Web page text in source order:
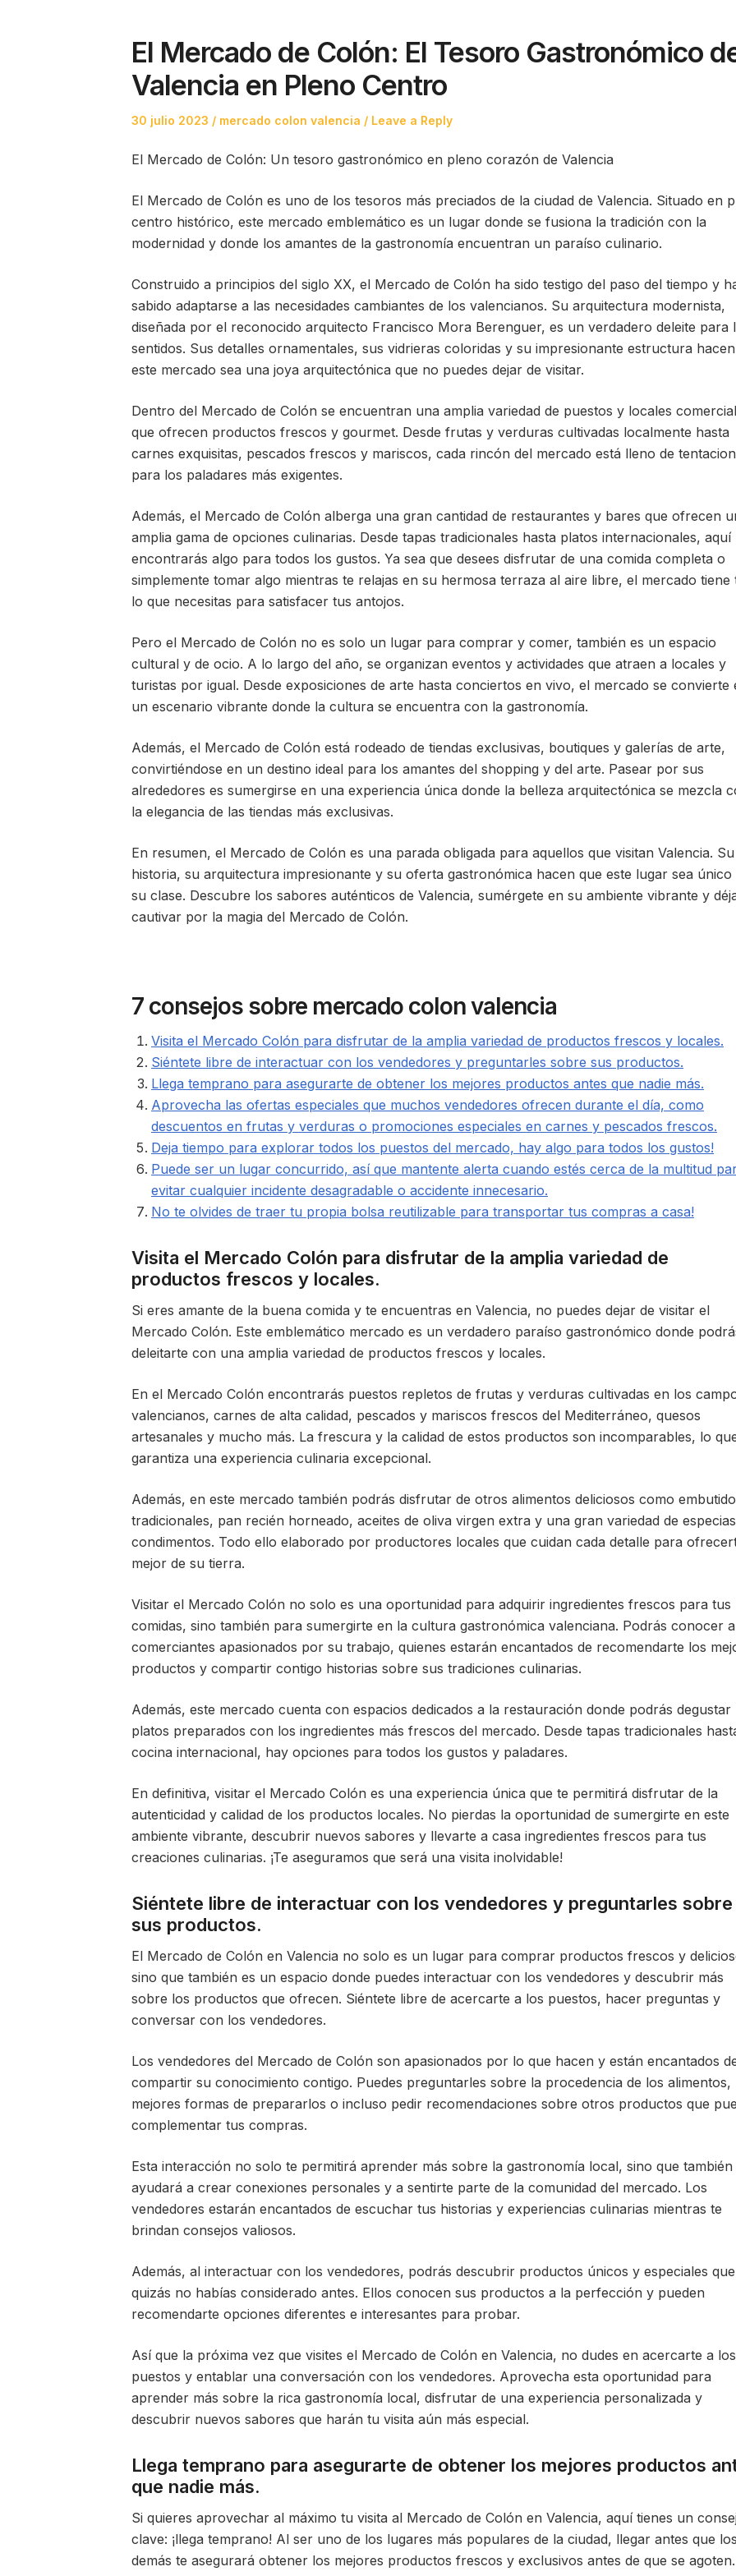
El Mercado de Colón: El Tesoro Gastronómico
Valencia en Pleno Centro
Posted
30 julio 2023
Posted
mercado colon valencia Leave a Reply
El Mercado de Colón: Un tesoro gastronómico en pleno corazón de Valencia
El Mercado de Colón es uno de los tesoros más preciados de la ciudad de Valencia. Situado en
centro histórico, este mercado emblemático es un lugar donde se fusiona la tradición con la
modernidad y donde los amantes de la gastronomía encuentran un paraíso culinario.
Construido a principios del siglo XX, el Mercado de Colón ha sido testigo del paso del tiempo y
sabido adaptarse a las necesidades cambiantes de los valencianos. Su arquitectura modernista,
diseñada por el reconocido arquitecto Francisco Mora Berenguer, es un verdadero deleite para
sentidos. Sus detalles ornamentales, sus vidrieras coloridas y su impresionante estructura
este mercado sea una joya arquitectónica que no puedes dejar de visitar.
Dentro del Mercado de Colón se encuentran una amplia variedad de puestos y locales
que ofrecen productos frescos y gourmet. Desde frutas y verduras cultivadas localmente hasta
carnes exquisitas, pescados frescos y mariscos, cada rincón del mercado está lleno de
para los paladares más exigentes.
Además, el Mercado de Colón alberga una gran cantidad de restaurantes y bares que ofrecen
amplia gama de opciones culinarias. Desde tapas tradicionales hasta platos internacionales, aquí
encontrarás algo para todos los gustos. Ya sea que desees disfrutar de una comida completa o
simplemente tomar algo mientras te relajas en su hermosa terraza al aire libre, el mercado tiene
lo que necesitas para satisfacer tus antojos.
Pero el Mercado de Colón no es solo un lugar para comprar y comer, también es un espacio
cultural y de ocio. A lo largo del año, se organizan eventos y actividades que atraen a locales y
turistas por igual. Desde exposiciones de arte hasta conciertos en vivo, el mercado se convierte
un escenario vibrante donde la cultura se encuentra con la gastronomía.
Además, el Mercado de Colón está rodeado de tiendas exclusivas, boutiques y galerías de arte,
convirtiéndose en un destino ideal para los amantes del shopping y del arte. Pasear por sus
alrededores es sumergirse en una experiencia única donde la belleza arquitectónica se mezcla
la elegancia de las tiendas más exclusivas.
En resumen, el Mercado de Colón es una parada obligada para aquellos que visitan Valencia. Su
historia, su arquitectura impresionante y su oferta gastronómica hacen que este lugar sea único
su clase. Descubre los sabores auténticos de Valencia, sumérgete en su ambiente vibrante y
cautivar por la magia del Mercado de Colón.
7 consejos sobre mercado colon valencia
Visita el Mercado Colón para disfrutar de la amplia variedad de productos frescos y locales.
Siéntete libre de interactuar con los vendedores y preguntarles sobre sus productos.
Llega temprano para asegurarte de obtener los mejores productos antes que nadie más.
Aprovecha las ofertas especiales que muchos vendedores ofrecen durante el día, como
descuentos en frutas y verduras o promociones especiales en carnes y pescados frescos.
Deja tiempo para explorar todos los puestos del mercado, hay algo para todos los gustos!
Puede ser un lugar concurrido, así que mantente alerta cuando estés cerca de la multitud
evitar cualquier incidente desagradable o accidente innecesario.
No te olvides de traer tu propia bolsa reutilizable para transportar tus compras a casa!
Visita el Mercado Colón para disfrutar de la amplia variedad de
productos frescos y locales.
Si eres amante de la buena comida y te encuentras en Valencia, no puedes dejar de visitar el
Mercado Colón. Este emblemático mercado es un verdadero paraíso gastronómico donde
deleitarte con una amplia variedad de productos frescos y locales.
En el Mercado Colón encontrarás puestos repletos de frutas y verduras cultivadas en los
valencianos, carnes de alta calidad, pescados y mariscos frescos del Mediterráneo, quesos
artesanales y mucho más. La frescura y la calidad de estos productos son incomparables, lo
garantiza una experiencia culinaria excepcional.
Además, en este mercado también podrás disfrutar de otros alimentos deliciosos como
tradicionales, pan recién horneado, aceites de oliva virgen extra y una gran variedad de
condimentos. Todo ello elaborado por productores locales que cuidan cada detalle para
mejor de su tierra.
Visitar el Mercado Colón no solo es una oportunidad para adquirir ingredientes frescos para tus
comidas, sino también para sumergirte en la cultura gastronómica valenciana. Podrás conocer
comerciantes apasionados por su trabajo, quienes estarán encantados de recomendarte los
productos y compartir contigo historias sobre sus tradiciones culinarias.
Además, este mercado cuenta con espacios dedicados a la restauración donde podrás degustar
platos preparados con los ingredientes más frescos del mercado. Desde tapas tradicionales
cocina internacional, hay opciones para todos los gustos y paladares.
En definitiva, visitar el Mercado Colón es una experiencia única que te permitirá disfrutar de la
autenticidad y calidad de los productos locales. No pierdas la oportunidad de sumergirte en este
ambiente vibrante, descubrir nuevos sabores y llevarte a casa ingredientes frescos para tus
creaciones culinarias. ¡Te aseguramos que será una visita inolvidable!
Siéntete libre de interactuar con los vendedores y preguntarles sobre
sus productos.
El Mercado de Colón en Valencia no solo es un lugar para comprar productos frescos y
sino que también es un espacio donde puedes interactuar con los vendedores y descubrir más
sobre los productos que ofrecen. Siéntete libre de acercarte a los puestos, hacer preguntas y
conversar con los vendedores.
Los vendedores del Mercado de Colón son apasionados por lo que hacen y están encantados
compartir su conocimiento contigo. Puedes preguntarles sobre la procedencia de los alimentos,
mejores formas de prepararlos o incluso pedir recomendaciones sobre otros productos que
complementar tus compras.
Esta interacción no solo te permitirá aprender más sobre la gastronomía local, sino que también
ayudará a crear conexiones personales y a sentirte parte de la comunidad del mercado. Los
vendedores estarán encantados de escuchar tus historias y experiencias culinarias mientras te
brindan consejos valiosos.
Además, al interactuar con los vendedores, podrás descubrir productos únicos y especiales que
quizás no habías considerado antes. Ellos conocen sus productos a la perfección y pueden
recomendarte opciones diferentes e interesantes para probar.
Así que la próxima vez que visites el Mercado de Colón en Valencia, no dudes en acercarte a los
puestos y entablar una conversación con los vendedores. Aprovecha esta oportunidad para
aprender más sobre la rica gastronomía local, disfrutar de una experiencia personalizada y
descubrir nuevos sabores que harán tu visita aún más especial.
Llega temprano para asegurarte de obtener los mejores productos
que nadie más.
Si quieres aprovechar al máximo tu visita al Mercado de Colón en Valencia, aquí tienes un
clave: ¡llega temprano! Al ser uno de los lugares más populares de la ciudad, llegar antes que los
demás te asegurará obtener los mejores productos frescos y exclusivos antes de que se agoten.